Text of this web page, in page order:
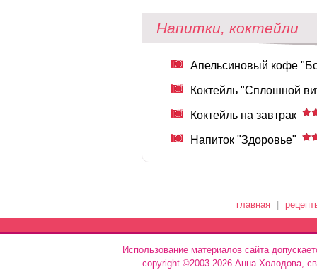
Напитки, коктейли
Апельсиновый кофе
Коктейль "Сплошной
Коктейль на завтрак
Напиток "Здоровье"
главная
Использование материалов сайта
copyright ©2003-2026 Анна Холодова,